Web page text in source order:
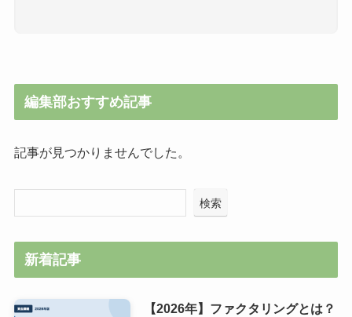
編集部おすすめ記事
記事が見つかりませんでした。
検索
新着記事
【2026年】ファクタリングとは？